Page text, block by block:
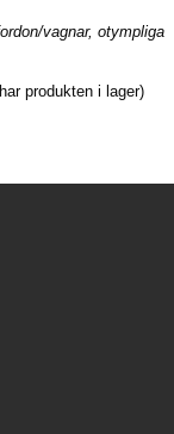
vagnar, otympliga
produkten i lager)